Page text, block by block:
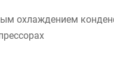
охлаждением